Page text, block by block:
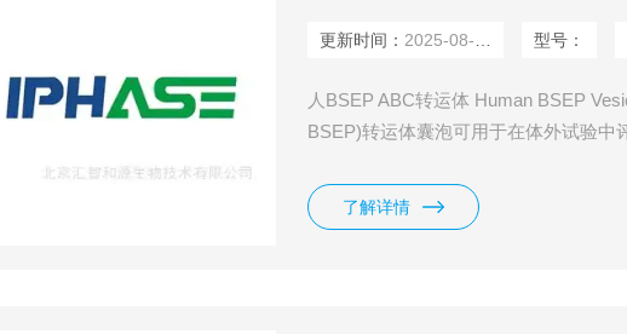
更新时间： 2025-08-11 型号：
人BSEP ABC转运体 Human BSEP
BSEP)转运体囊泡可用于在体外试验中
输送到胆小管，是一种ATP结合盒（
用。
了解详情